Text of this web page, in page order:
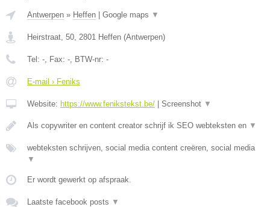
Antwerpen » Heffen Google maps ▼
Heirstraat, 50 2801 Heffen (Antwerpen)
Tel: - , Fax: - , BTW-nr: -
E-mail › Feniks
Website: https://www.fenikstekst.be/ Screenshot ▼
Als copywriter en content creator schrijf ik SEO webteksten en ▼
webteksten schrijven, social media content creëren, social media
▼
Er wordt gewerkt op afspraak.
Laatste facebook posts ▼